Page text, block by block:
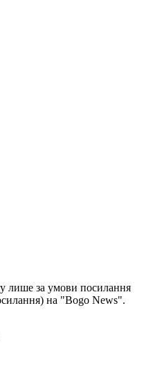
лише за умови посилання
на "Bogo News".